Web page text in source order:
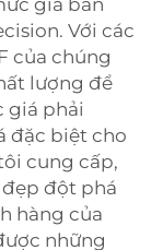
Với các
của chúng
lượng để
giá phải
đặc biệt cho
cung cấp,
đột phá
hàng của
những